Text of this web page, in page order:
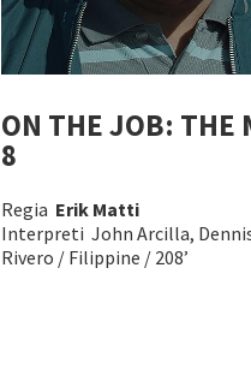
ON THE JOB: THE
8
Regia Erik Matti
Interpreti John Arcilla,
Rivero / Filippine / 208’